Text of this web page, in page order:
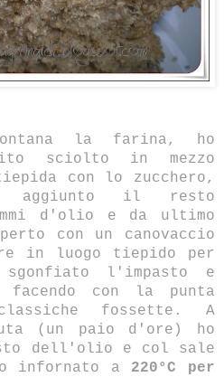
la farina, ho
sciolto in mezzo
con lo zucchero,
aggiunto il resto
d'olio e da ultimo
con un canovaccio
in luogo tiepido per
l'impasto e
con la punta
fossette. A
(un paio d'ore) ho
dell'olio e col sale
infornato a 220°C per